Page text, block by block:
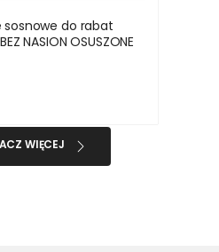
sosnowe do rabat
NASION OSUSZONE
WIĘCEJ